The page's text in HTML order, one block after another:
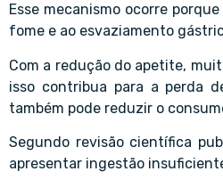
Esse mecanismo ocorre
fome e ao esvaziamento
Com a redução do apetite,
isso contribua para a perda
também pode reduzir o
Segundo revisão científica
apresentar ingestão